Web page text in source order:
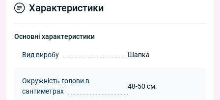
Характеристики
Основні характеристики
Вид виробу Шапка
Окружність голови в
сантиметрах
48-50 см.